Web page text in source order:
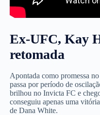
Ex-UFC, Kay
retomada
Apontada como promessa
passa por período de
brilhou no Invicta FC e
conseguiu apenas uma
de Dana White.